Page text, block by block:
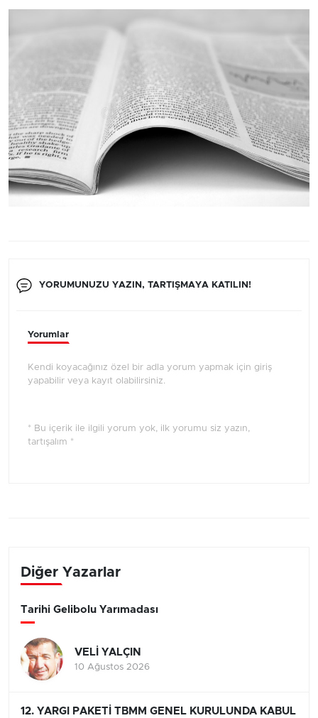
YORUMUNUZU YAZIN, TARTIŞMAYA KATILIN!
Yorumlar
Kendi koyacağınız özel bir adla yorum yapmak için giriş
yapabilir veya kayıt olabilirsiniz.
* Bu içerik ile ilgili yorum yok, ilk yorumu siz yazın,
tartışalım *
Diğer Yazarlar
Tarihi Gelibolu Yarımadası
VELİ YALÇIN
10 Ağustos 2026
12. YARGI PAKETİ TBMM GENEL KURULUNDA KABUL